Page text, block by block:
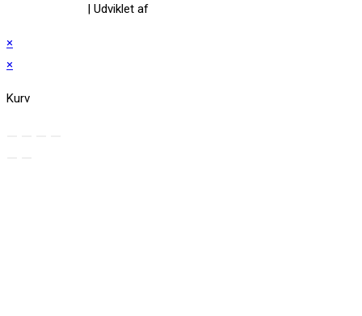
| Udviklet af
×
×
Kurv